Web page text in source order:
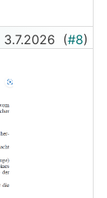
3.7.2026 (#8)